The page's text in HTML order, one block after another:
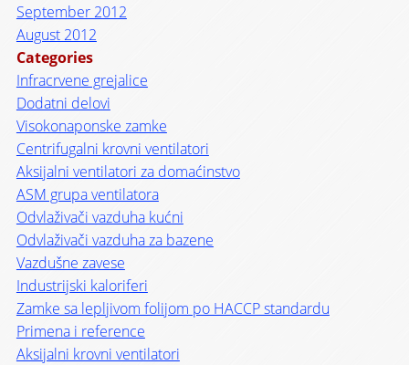
September 2012
August 2012
Categories
Infracrvene grejalice
Dodatni delovi
Visokonaponske zamke
Centrifugalni krovni ventilatori
Aksijalni ventilatori za domaćinstvo
ASM grupa ventilatora
Odvlaživači vazduha kućni
Odvlaživači vazduha za bazene
Vazdušne zavese
Industrijski kaloriferi
Zamke sa lepljivom folijom po HACCP standardu
Primena i reference
Aksijalni krovni ventilatori